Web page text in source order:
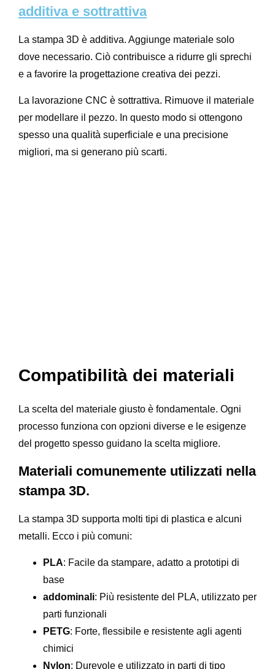
additiva e sottrattiva
La stampa 3D è additiva. Aggiunge materiale solo
dove necessario. Ciò contribuisce a ridurre gli sprechi
e a favorire la progettazione creativa dei pezzi.
La lavorazione CNC è sottrattiva. Rimuove il materiale
per modellare il pezzo. In questo modo si ottengono
spesso una qualità superficiale e una precisione
migliori, ma si generano più scarti.
Compatibilità dei materiali
La scelta del materiale giusto è fondamentale. Ogni
processo funziona con opzioni diverse e le esigenze
del progetto spesso guidano la scelta migliore.
Materiali comunemente utilizzati nella
stampa 3D.
La stampa 3D supporta molti tipi di plastica e alcuni
metalli. Ecco i più comuni:
PLA: Facile da stampare, adatto a prototipi di
base
addominali: Più resistente del PLA, utilizzato per
parti funzionali
PETG: Forte, flessibile e resistente agli agenti
chimici
Nylon: Durevole e utilizzato in parti di tipo